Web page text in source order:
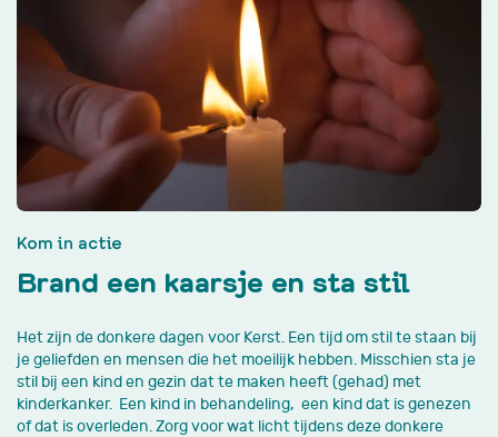
Kom in actie
Brand een kaarsje en sta stil
Het zijn de donkere dagen voor Kerst. Een tijd om stil te staan bij
je geliefden en mensen die het moeilijk hebben. Misschien sta je
stil bij een kind en gezin dat te maken heeft (gehad) met
kinderkanker. Een kind in behandeling, een kind dat is genezen
of dat is overleden. Zorg voor wat licht tijdens deze donkere